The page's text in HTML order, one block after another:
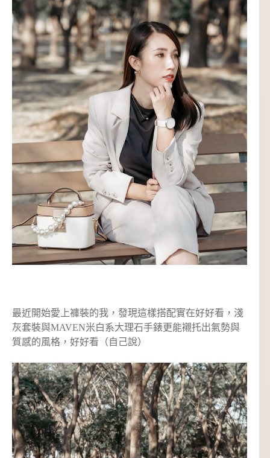
最近開始愛上褲裝的我，發現這樣搭配實在好好看，淺
灰套裝與MAVEN米白系大理石手錶更能襯托出氣勢與
質感的風格，好好看（自己說）